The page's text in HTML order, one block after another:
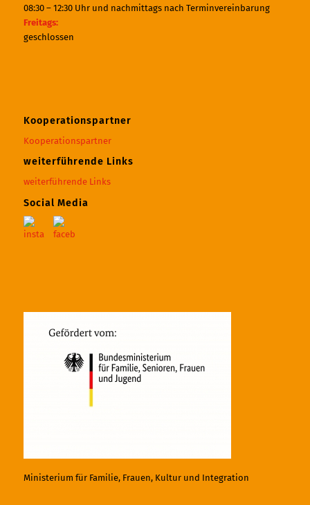
08:30 – 12:30 Uhr und nachmittags nach Terminvereinbarung
Freitags:
geschlossen
Kooperationspartner
Kooperationspartner
weiterführende Links
weiterführende Links
Social Media
Ministerium für Familie, Frauen, Kultur und Integration